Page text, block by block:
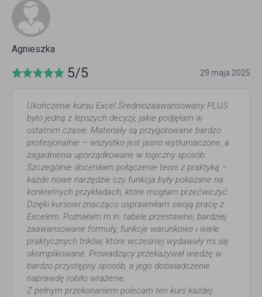
Agnieszka
5/5 29 maja 2025
Ukończenie kursu Excel Średniozaawansowany PLUS
było jedną z lepszych decyzji, jakie podjęłam w
ostatnim czasie. Materiały są przygotowane bardzo
profesjonalnie – wszystko jest jasno wytłumaczone, a
zagadnienia uporządkowane w logiczny sposób.
Szczególnie doceniłam połączenie teorii z praktyką –
każde nowe narzędzie czy funkcja były pokazane na
konkretnych przykładach, które mogłam przećwiczyć.
Dzięki kursowi znacząco usprawniłam swoją pracę z
Excelem. Poznałam m.in. tabele przestawne, bardziej
zaawansowane formuły, funkcje warunkowe i wiele
praktycznych trików, które wcześniej wydawały mi się
skomplikowane. Prowadzący przekazywał wiedzę w
bardzo przystępny sposób, a jego doświadczenie
naprawdę robiło wrażenie.
Z pełnym przekonaniem polecam ten kurs każdej